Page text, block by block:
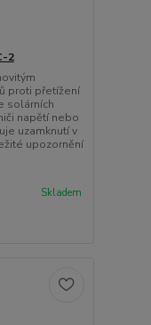
2
proti přetížení
solárních
napětí nebo
uzamknutí v
upozornění
Skladem